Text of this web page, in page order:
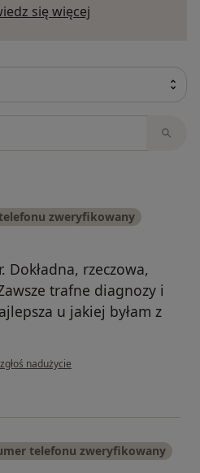
się więcej
zweryfikowany
Dokładna, rzeczowa,
trafne diagnozy i
u jakiej byłam z
w opinii użytkownika Rudowska
zgłoś nadużycie
telefonu zweryfikowany